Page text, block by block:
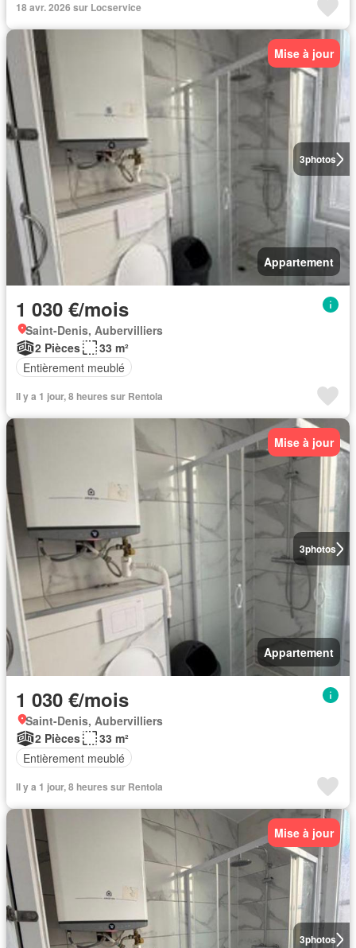
18 avr. 2026 sur Locservice
3photos
Mise à jour
Appartement
1 030 €/mois
Saint-Denis, Aubervilliers
2 Pièces
33 m²
Entièrement meublé
Il y a 1 jour, 8 heures sur Rentola
3photos
Mise à jour
Appartement
1 030 €/mois
Saint-Denis, Aubervilliers
2 Pièces
33 m²
Entièrement meublé
Il y a 1 jour, 8 heures sur Rentola
3photos
Mise à jour